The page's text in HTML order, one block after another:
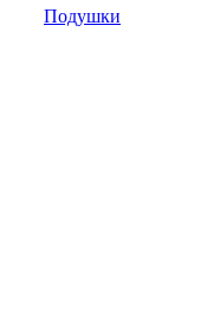
Подушки